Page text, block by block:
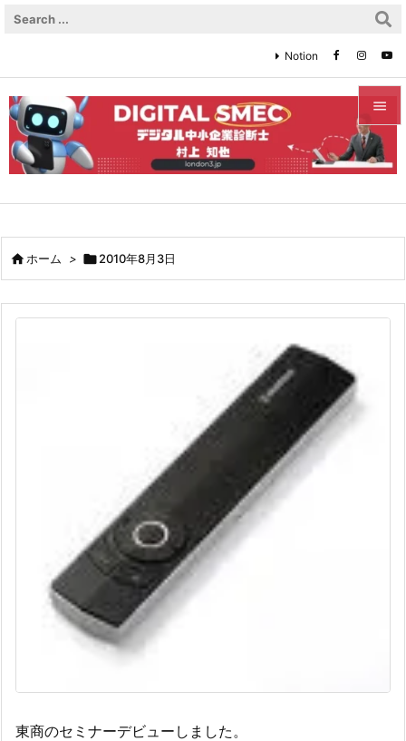


メニュ


次へ
Notion
ホーム > 2010年8月3日
東商のセミナーデビューしました。